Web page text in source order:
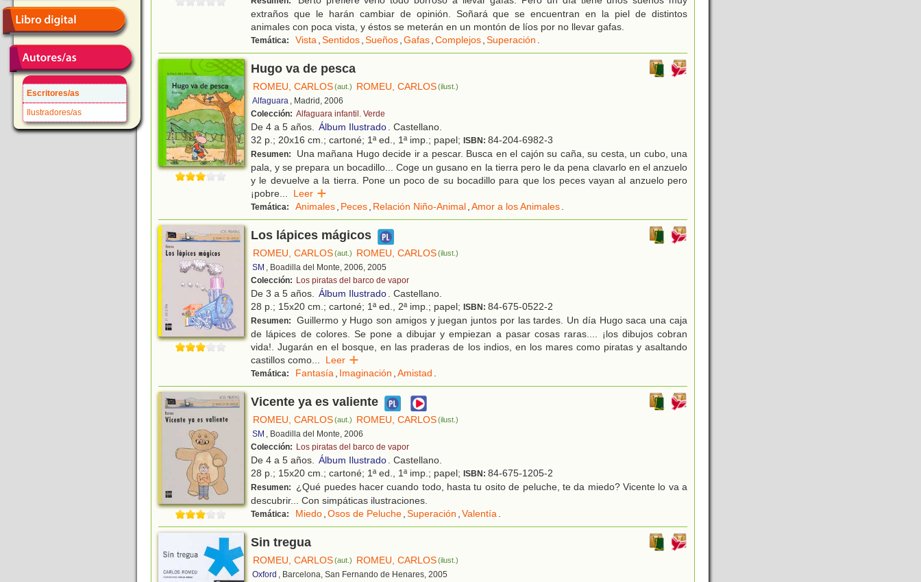
Escritores/as
Ilustradores/as
extraños que le harán cambiar de opinión. Soñará que se encuentran en la piel de distintos
animales con poca vista, y éstos se meterán en un montón de líos por no llevar gafas.
Temática: Vista,Sentidos,Sueños,Gafas,Complejos,Superación .
Hugo va de pesca
ROMEU, CARLOS(aut.) ROMEU, CARLOS(ilust.)
Alfaguara , Madrid, 2006
Colección: Alfaguara infantil. Verde
De 4 a 5 años. Álbum Ilustrado. Castellano.
32 p.; 20x16 cm.; cartoné; 1ª ed., 1ª imp.; papel; ISBN: 84-204-6982-3
Resumen:
Una mañana Hugo decide ir a pescar. Busca en el cajón su caña, su cesta, un cubo, una
pala, y se prepara un bocadillo... Coge un gusano en la tierra pero le da pena clavarlo en el anzuelo
y le devuelve a la tierra. Pone un poco de su bocadillo para que los peces vayan al anzuelo pero
¡pobre... Leer
Temática: Animales, Peces, Relación Niño-Animal,Amor a los Animales.
Los lápices mágicos
ROMEU, CARLOS(aut.) ROMEU, CARLOS(ilust.)
SM , Boadilla del Monte, 2006, 2005
Colección: Los piratas del barco de vapor
De 3 a 5 años. Álbum Ilustrado. Castellano.
28 p.; 15x20 cm.; cartoné; 1ª ed., 2ª imp.; papel; ISBN: 84-675-0522-2
Resumen:
Guillermo y Hugo son amigos y juegan juntos por las tardes. Un día Hugo saca una caja
de lápices de colores. Se pone a dibujar y empiezan a pasar cosas raras.... ¡los dibujos cobran
vida!. Jugarán en el bosque, en las praderas de los indios, en los mares como piratas y asaltando
castillos como... Leer
Temática: Fantasía, Imaginación ,Amistad .
Vicente ya es valiente
ROMEU, CARLOS(aut.) ROMEU, CARLOS(ilust.)
SM , Boadilla del Monte, 2006
Colección: Los piratas del barco de vapor
De 4 a 5 años. Álbum Ilustrado. Castellano.
28 p.; 15x20 cm.; cartoné; 1ª ed., 1ª imp.; papel; ISBN: 84-675-1205-2
Resumen:
¿Qué puedes hacer cuando todo, hasta tu osito de peluche, te da miedo? Vicente lo va a
descubrir... Con simpáticas ilustraciones.
Temática: Miedo,Osos de Peluche,Superación ,Valentía.
Sin tregua
ROMEU, CARLOS(aut.) ROMEU, CARLOS(ilust.)
Oxford , Barcelona, San Fernando de Henares, 2005